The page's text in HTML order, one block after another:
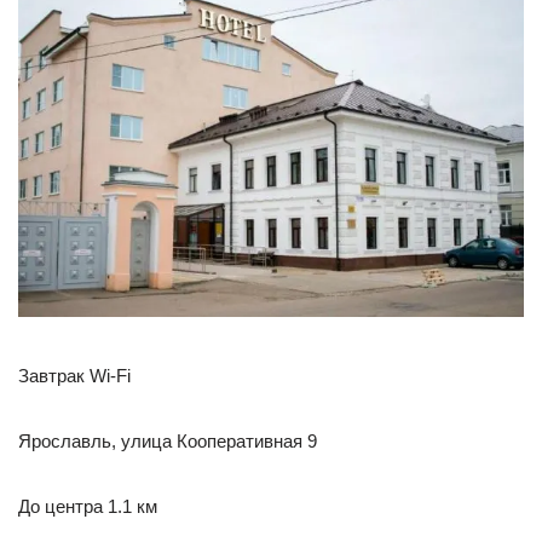
Завтрак Wi-Fi
Ярославль, улица Кооперативная 9
До центра 1.1 км